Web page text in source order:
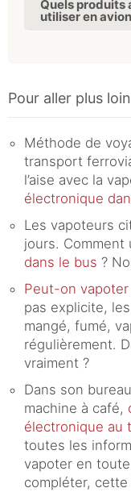
Quels produits
utiliser en
Pour aller plus loin
Méthode de
transport
l’aise avec la
électronique
Les vapoteurs
jours. Comment
dans le bus ?
Peut-on
pas explicite,
mangé, fumé,
régulièrement.
vraiment ?
Dans son
machine à café,
électronique au
toutes les
vapoter en
compléter,